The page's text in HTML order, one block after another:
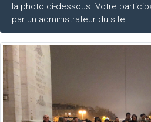
la photo ci-dessous. Votre
par un administrateur du site.